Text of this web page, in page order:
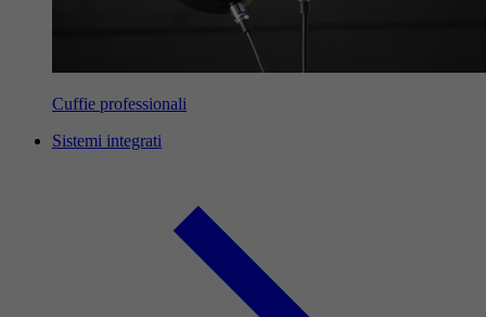
Cuffie professionali
Sistemi integrati